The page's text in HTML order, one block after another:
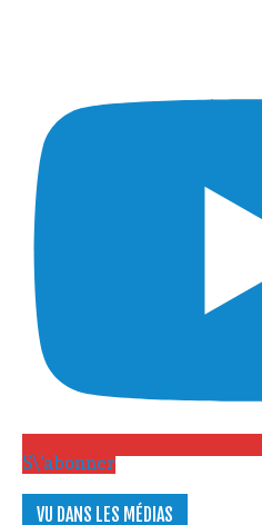
S\'abonner
VU DANS LES MÉDIAS